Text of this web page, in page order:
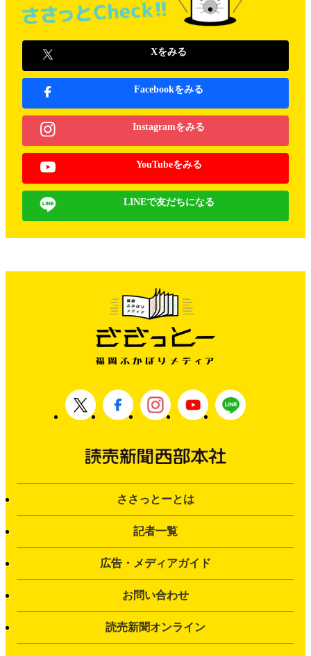
Xをみる
Facebookをみる
Instagramをみる
YouTubeをみる
LINEで友だちになる
ささっとーとは
記者一覧
広告・メディアガイド
お問い合わせ
読売新聞オンライン